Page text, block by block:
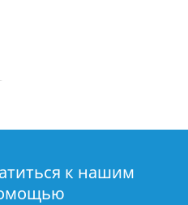
к нашим